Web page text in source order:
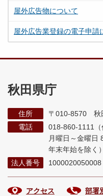
屋外広告物について
屋外広告業登録の電子申請
秋田県庁
住所
〒010-8570 秋
電話
018-860-1111（
月曜日～金曜日
年末年始を除く）
法人番号
1000020050008
アクセス 部署